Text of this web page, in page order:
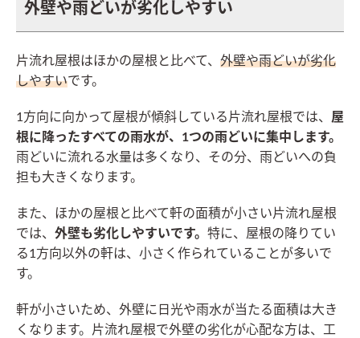
外壁や雨どいが劣化しやすい
片流れ屋根はほかの屋根と比べて、 外壁や雨どいが劣化
しやすいです。
1方向に向かって屋根が傾斜している片流れ屋根では、 屋
根に降ったすべての雨水が、1つの雨どいに集中します。
雨どいに流れる水量は多くなり、その分、雨どいへの負
担も大きくなります。
また、ほかの屋根と比べて軒の面積が小さい片流れ屋根
では、 外壁も劣化しやすいです。 特に、屋根の降りてい
る1方向以外の軒は、小さく作られていることが多いで
す。
軒が小さいため、外壁に日光や雨水が当たる面積は大き
くなります。片流れ屋根で外壁の劣化が心配な方は、工